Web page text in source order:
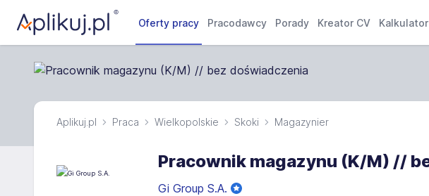
Oferty pracy Pracodawcy Porady Kreator CV
Aplikuj.pl Praca Wielkopolskie Skoki Magazynier
Pracownik magazynu (K/M) //
Gi Group S.A.